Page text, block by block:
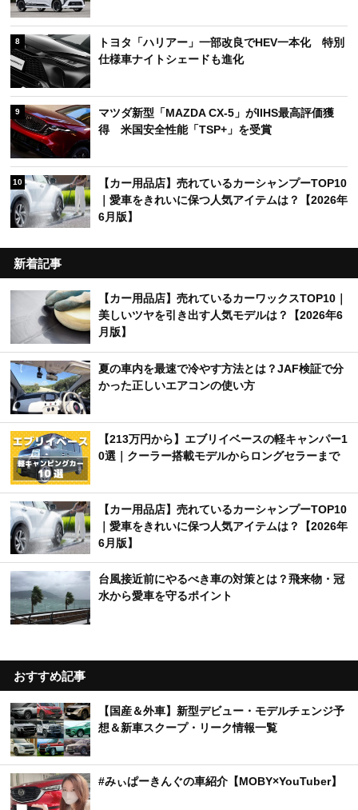
8
トヨタ「ハリアー」一部改良でHEV一本化 特別
仕様車ナイトシェードも進化
9
マツダ新型「MAZDA CX-5」がIIHS最高評価獲
得 米国安全性能「TSP+」を受賞
10
【カー用品店】売れているカーシャンプーTOP10
｜愛車をきれいに保つ人気アイテムは？【2026年
6月版】
新着記事
【カー用品店】売れているカーワックスTOP10｜
美しいツヤを引き出す人気モデルは？【2026年6
月版】
夏の車内を最速で冷やす方法とは？JAF検証で分
かった正しいエアコンの使い方
【213万円から】エブリイベースの軽キャンパー1
0選｜クーラー搭載モデルからロングセラーまで
【カー用品店】売れているカーシャンプーTOP10
｜愛車をきれいに保つ人気アイテムは？【2026年
6月版】
台風接近前にやるべき車の対策とは？飛来物・冠
水から愛車を守るポイント
おすすめ記事
【国産＆外車】新型デビュー・モデルチェンジ予
想＆新車スクープ・リーク情報一覧
#みぃぱーきんぐの車紹介【MOBY×YouTuber】